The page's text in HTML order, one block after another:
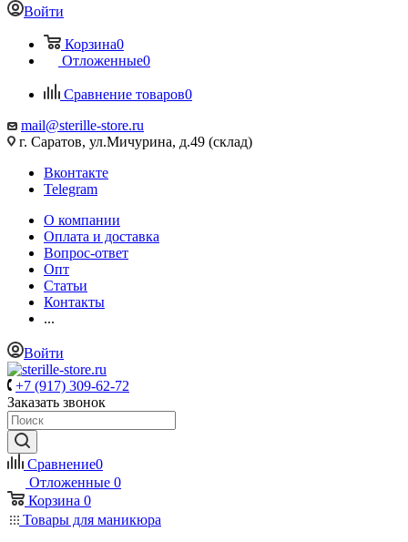
Войти
Корзина0
Отложенные0
Сравнение товаров0
mail@sterille-store.ru
г. Саратов, ул.Мичурина, д.49 (склад)
Вконтакте
Telegram
О компании
Оплата и доставка
Вопрос-ответ
Опт
Статьи
Контакты
...
Войти
+7 (917) 309-62-72
Заказать звонок
Сравнение0
Отложенные 0
Корзина 0
Товары для маникюра